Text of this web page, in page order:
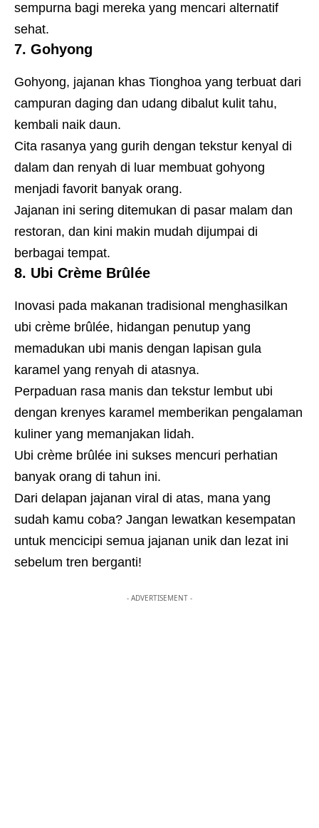
sempurna bagi mereka yang mencari alternatif
sehat.
7. Gohyong
Gohyong, jajanan khas Tionghoa yang terbuat dari
campuran daging dan udang dibalut kulit tahu,
kembali naik daun.
Cita rasanya yang gurih dengan tekstur kenyal di
dalam dan renyah di luar membuat gohyong
menjadi favorit banyak orang.
Jajanan ini sering ditemukan di pasar malam dan
restoran, dan kini makin mudah dijumpai di
berbagai tempat.
8. Ubi Crème Brûlée
Inovasi pada makanan tradisional menghasilkan
ubi crème brûlée, hidangan penutup yang
memadukan ubi manis dengan lapisan gula
karamel yang renyah di atasnya.
Perpaduan rasa manis dan tekstur lembut ubi
dengan krenyes karamel memberikan pengalaman
kuliner yang memanjakan lidah.
Ubi crème brûlée ini sukses mencuri perhatian
banyak orang di tahun ini.
Dari delapan jajanan viral di atas, mana yang
sudah kamu coba? Jangan lewatkan kesempatan
untuk mencicipi semua jajanan unik dan lezat ini
sebelum tren berganti!
- ADVERTISEMENT -